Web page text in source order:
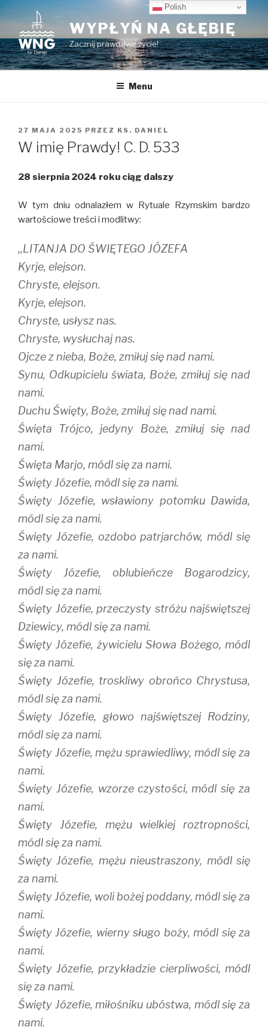
Przeskocz
do
treści
WYPŁYŃ NA GŁĘBIĘ
Zacznij prawdziwe życie!
Menu
OPUBLIKOWANE
W
27 MAJA 2025 PRZEZ KS. DANIEL
W imię Prawdy! C. D. 533
28 sierpnia 2024 roku ciąg dalszy
W tym dniu odnalazłem w Rytuale Rzymskim bardzo
wartościowe treści i modlitwy:
,,LITANJA DO ŚWIĘTEGO JÓZEFA
Kyrje, elejson.
Chryste, elejson.
Kyrje, elejson.
Chryste, usłysz nas.
Chryste, wysłuchaj nas.
Ojcze z nieba, Boże, zmiłuj się nad nami.
Synu, Odkupicielu świata, Boże, zmiłuj się nad
nami.
Duchu Święty, Boże, zmiłuj się nad nami.
Święta Trójco, jedyny Boże, zmiłuj się nad
nami.
Święta Marjo, módl się za nami.
Święty Józefie, módl się za nami.
Święty Józefie, wsławiony potomku Dawida,
módl się za nami.
Święty Józefie, ozdobo patrjarchów, módl się
za nami.
Święty Józefie, oblubieńcze Bogarodzicy,
módl się za nami.
Święty Józefie, przeczysty stróżu najświętszej
Dziewicy, módl się za nami.
Święty Józefie, żywicielu Słowa Bożego, módl
się za nami.
Święty Józefie, troskliwy obrońco Chrystusa,
módl się za nami.
Święty Józefie, głowo najświętszej Rodziny,
módl się za nami.
Święty Józefie, mężu sprawiedliwy, módl się za
nami.
Święty Józefie, wzorze czystości, módl się za
nami.
Święty Józefie, mężu wielkiej roztropności,
módl się za nami.
Święty Józefie, mężu nieustraszony, módl się
za nami.
Święty Józefie, woli bożej poddany, módl się za
nami.
Święty Józefie, wierny sługo boży, módl się za
nami.
Święty Józefie, przykładzie cierpliwości, módl
się za nami.
Święty Józefie, miłośniku ubóstwa, módl się za
nami.
Polish